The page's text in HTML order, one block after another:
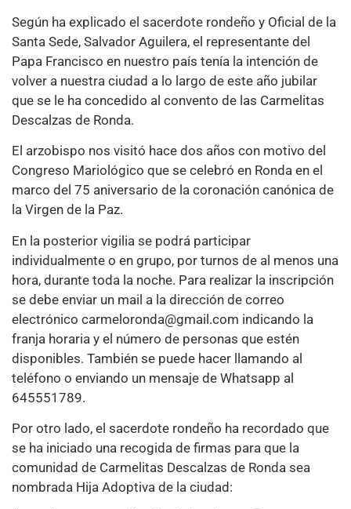
Según ha explicado el sacerdote rondeño y Oficial de la
Santa Sede, Salvador Aguilera, el representante del
Papa Francisco en nuestro país tenía la intención de
volver a nuestra ciudad a lo largo de este año jubilar
que se le ha concedido al convento de las Carmelitas
Descalzas de Ronda.
El arzobispo nos visitó hace dos años con motivo del
Congreso Mariológico que se celebró en Ronda en el
marco del 75 aniversario de la coronación canónica de
la Virgen de la Paz.
En la posterior vigilia se podrá participar
individualmente o en grupo, por turnos de al menos una
hora, durante toda la noche. Para realizar la inscripción
se debe enviar un mail a la dirección de correo
electrónico carmeloronda@gmail.com indicando la
franja horaria y el número de personas que estén
disponibles. También se puede hacer llamando al
teléfono o enviando un mensaje de Whatsapp al
645551789.
Por otro lado, el sacerdote rondeño ha recordado que
se ha iniciado una recogida de firmas para que la
comunidad de Carmelitas Descalzas de Ronda sea
nombrada Hija Adoptiva de la ciudad: